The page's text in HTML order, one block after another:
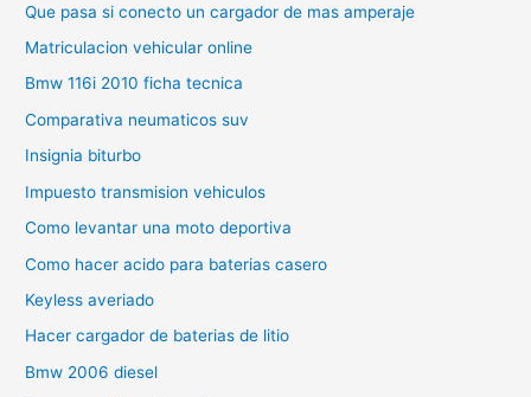
Que pasa si conecto un cargador de mas amperaje
Matriculacion vehicular online
Bmw 116i 2010 ficha tecnica
Comparativa neumaticos suv
Insignia biturbo
Impuesto transmision vehiculos
Como levantar una moto deportiva
Como hacer acido para baterias casero
Keyless averiado
Hacer cargador de baterias de litio
Bmw 2006 diesel